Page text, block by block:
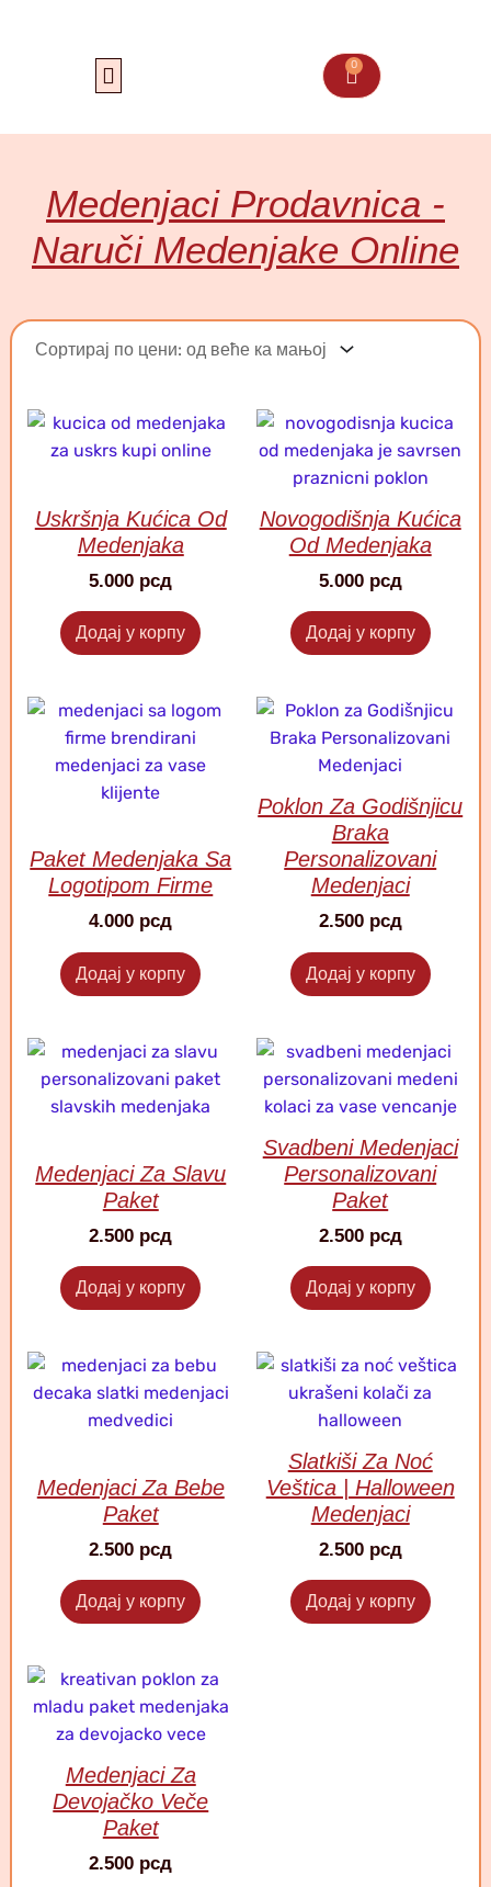
0
Cart
Medenjaci Prodavnica -
Naruči Medenjake Online
Uskršnja Kućica Od
Medenjaka
5.000 рсд
Додај у корпу
Novogodišnja Kućica
Od Medenjaka
5.000 рсд
Додај у корпу
Paket Medenjaka Sa
Logotipom Firme
4.000 рсд
Додај у корпу
Poklon Za Godišnjicu
Braka
Personalizovani
Medenjaci
2.500 рсд
Додај у корпу
Medenjaci Za Slavu
Paket
2.500 рсд
Додај у корпу
Svadbeni Medenjaci
Personalizovani
Paket
2.500 рсд
Додај у корпу
Medenjaci Za Bebe
Paket
2.500 рсд
Додај у корпу
Slatkiši Za Noć
Veštica | Halloween
Medenjaci
2.500 рсд
Додај у корпу
Medenjaci Za
Devojačko Veče
Paket
2.500 рсд